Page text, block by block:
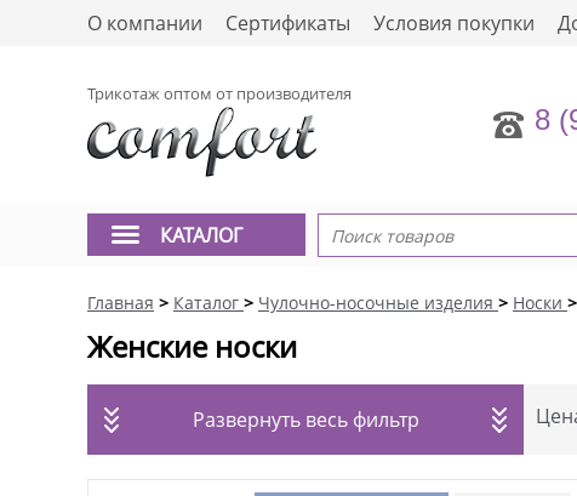
О компании Сертификаты Условия покупки
Трикотаж оптом от производителя
8
КАТАЛОГ
Главная > Каталог > Чулочно-носочные изделия > Носки
Женские носки
Развернуть весь фильтр